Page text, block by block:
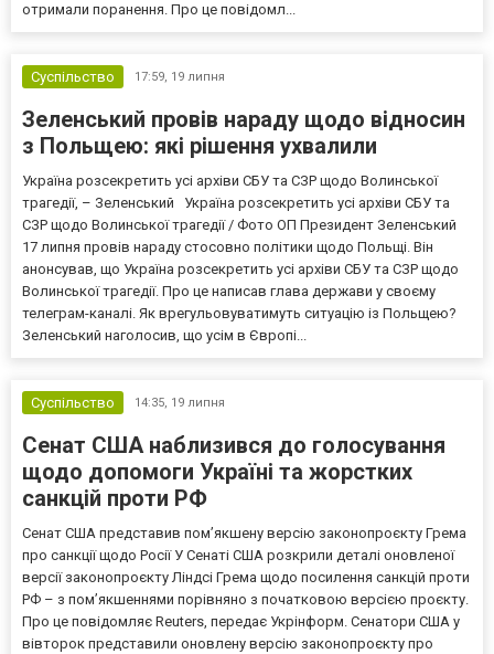
отримали поранення. Про це повідомл...
Суспільство 17:59, 19 липня
Зеленський провів нараду щодо відносин
з Польщею: які рішення ухвалили
Україна розсекретить усі архіви СБУ та СЗР щодо Волинської
трагедії, – Зеленський Україна розсекретить усі архіви СБУ та
СЗР щодо Волинської трагедії / Фото ОП Президент Зеленський
17 липня провів нараду стосовно політики щодо Польщі. Він
анонсував, що Україна розсекретить усі архіви СБУ та СЗР щодо
Волинської трагедії. Про це написав глава держави у своєму
телеграм-каналі. Як врегульовуватимуть ситуацію із Польщею?
Зеленський наголосив, що усім в Європі...
Суспільство 14:35, 19 липня
Сенат США наблизився до голосування
щодо допомоги Україні та жорстких
санкцій проти РФ
Сенат США представив пом’якшену версію законопроєкту Грема
про санкції щодо Росії У Сенаті США розкрили деталі оновленої
версії законопроєкту Ліндсі Грема щодо посилення санкцій проти
РФ – з пом’якшеннями порівняно з початковою версією проєкту.
Про це повідомляє Reuters, передає Укрінформ. Сенатори США у
вівторок представили оновлену версію законопроєкту про